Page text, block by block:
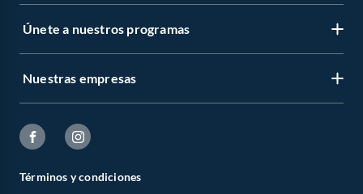
Únete a nuestros programas
Nuestras empresas
Términos y condiciones